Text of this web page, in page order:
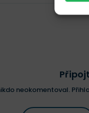
neokomentoval.